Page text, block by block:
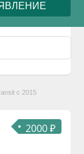
с 2015
2000 ₽